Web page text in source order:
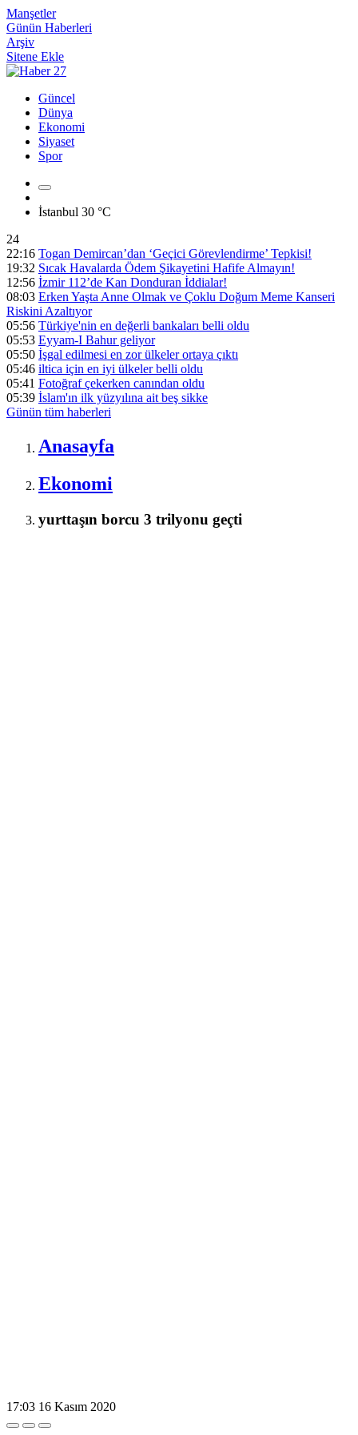
Manşetler
Günün Haberleri
Arşiv
Sitene Ekle
Güncel
Dünya
Ekonomi
Siyaset
Spor
İstanbul 30 °C
24
22:16 Togan Demircan’dan ‘Geçici Görevlendirme’ Tepkisi!
19:32 Sıcak Havalarda Ödem Şikayetini Hafife Almayın!
12:56 İzmir 112’de Kan Donduran İddialar!
08:03 Erken Yaşta Anne Olmak ve Çoklu Doğum Meme Kanseri
Riskini Azaltıyor
05:56 Türkiye'nin en değerli bankaları belli oldu
05:53 Eyyam-I Bahur geliyor
05:50 İşgal edilmesi en zor ülkeler ortaya çıktı
05:46 iltica için en iyi ülkeler belli oldu
05:41 Fotoğraf çekerken canından oldu
05:39 İslam'ın ilk yüzyılına ait beş sikke
Günün tüm haberleri
Anasayfa
Ekonomi
yurttaşın borcu 3 trilyonu geçti
17:03 16 Kasım 2020